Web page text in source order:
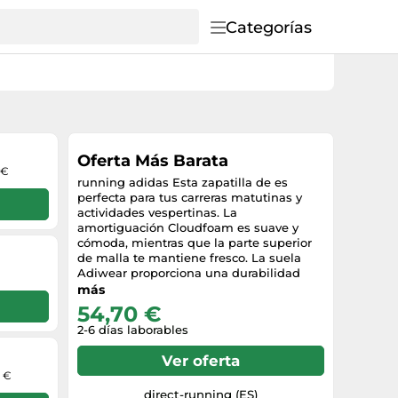
Categorías
€
Oferta Más Barata
running adidas Esta zapatilla de es
perfecta para tus carreras matutinas y
actividades vespertinas. La
amortiguación Cloudfoam es suave y
cómoda, mientras que la parte superior
de malla te mantiene fresco. La suela
Adiwear proporciona una durabilidad
excepcional para llevarte de la mañana a
menos un 20% de materiales
reciclados.empreinte Al reutilizar
materiales que ya han sido creados,
ayudamos a reducir los residuos y
nuestra dependencia de recursos
limitados, reduciendo así el impacto
más
54,70 €
2-6 días laborables
Ver oferta
direct-running (ES)